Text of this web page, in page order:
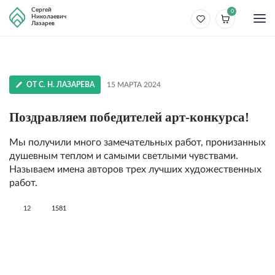
Сергей
Николаевич
Лазарев
0
ОТ С. Н. ЛАЗАРЕВА 15 МАРТА 2024
Поздравляем победителей арт-конкурса!
Мы получили много замечательных работ, пронизанных
душевным теплом и самыми светлыми чувствами.
Называем имена авторов трех лучших художественных
работ.
12 1581